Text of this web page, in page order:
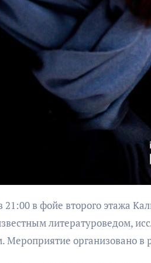
литературоведом,
Мероприятие организовано в
КУЛЬТУРА
поддержал
проведение в
Калининграде
морского фестиваля
«Открытое море»